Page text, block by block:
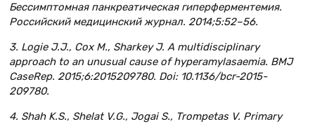
Бессимптомная панкреатическая гиперферментемия.
Российский медицинский журнал. 2014;5:52–56.
3. Logie J.J., Cox M., Sharkey J. A multidisciplinary
approach to an unusual cause of hyperamylasaemia. BMJ
CaseRep. 2015;6:2015209780. Doi: 10.1136/bcr-2015-
209780.
4. Shah K.S., Shelat V.G., Jogai S., Trompetas V. Primary